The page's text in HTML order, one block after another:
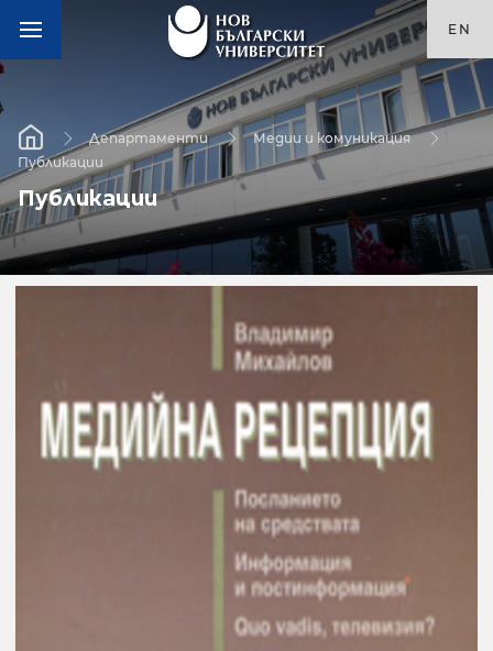
EN
Департаменти
Медии и комуникация
Публикации
Публикации